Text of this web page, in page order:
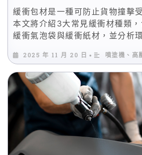
緩衝包材是一種可防止貨物撞擊
本文將介紹3大常見緩衝材種類，
緩衝氣泡袋與緩衝紙材，並分析
設備及緩衝包材哪裡買。
2025 年 11 月 20 日 • 噴塗機、高